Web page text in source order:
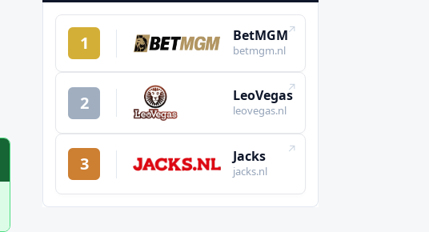
↗
1 BetMGM
betmgm.nl
↗
2 LeoVegas
leovegas.nl
↗
3 Jacks
jacks.nl